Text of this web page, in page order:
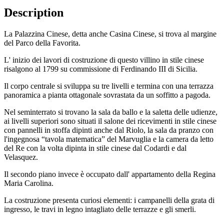
Description
La Palazzina Cinese, detta anche Casina Cinese, si trova al margine
del Parco della Favorita.
L' inizio dei lavori di costruzione di questo villino in stile cinese
risalgono al 1799 su commissione di Ferdinando III di Sicilia.
Il corpo centrale si sviluppa su tre livelli e termina con una terrazza
panoramica a pianta ottagonale sovrastata da un soffitto a pagoda.
Nel seminterrato si trovano la sala da ballo e la saletta delle udienze,
ai livelli superiori sono situati il salone dei ricevimenti in stile cinese
con pannelli in stoffa dipinti anche dal Riolo, la sala da pranzo con
l'ingegnosa “tavola matematica” del Marvuglia e la camera da letto
del Re con la volta dipinta in stile cinese dal Codardi e dal
Velasquez.
Il secondo piano invece è occupato dall' appartamento della Regina
Maria Carolina.
La costruzione presenta curiosi elementi: i campanelli della grata di
ingresso, le travi in legno intagliato delle terrazze e gli smerli.